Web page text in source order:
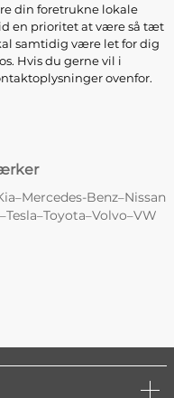
din foretrukne lokale
en prioritet at være så tæt
samtidig være let for dig
Hvis du gerne vil i
ovenfor.
–Mercedes-Benz–Nissan
–Tesla–Toyota–Volvo–VW